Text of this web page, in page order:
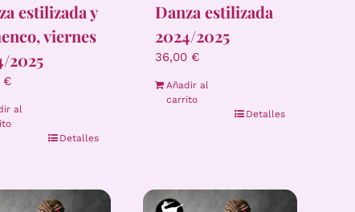
estilizada y
viernes
2025
€
al
Detalles
Danza estilizada
2024/2025
36,00 €
Añadir al
carrito
Detalles